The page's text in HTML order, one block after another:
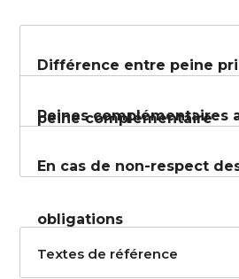
Différence entre peine
peine complémentaire
Peines complémentaires
En cas de non-respect
obligations
Textes de référence